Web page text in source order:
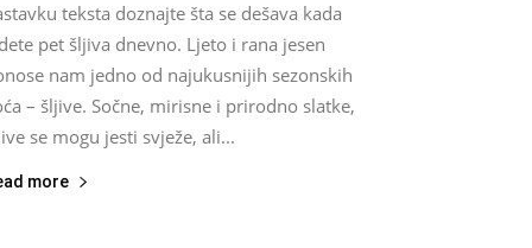
teksta doznajte šta se dešava kada
pet šljiva dnevno. Ljeto i rana jesen
nam jedno od najukusnijih sezonskih
– šljive. Sočne, mirisne i prirodno slatke,
se mogu jesti svježe, ali...
more